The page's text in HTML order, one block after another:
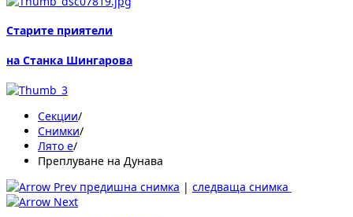
Старите приятели
на Станка Шингарова
Секции/
Снимки/
Лято е/
Преплуване на Дунава
предишна снимка | следваща снимка